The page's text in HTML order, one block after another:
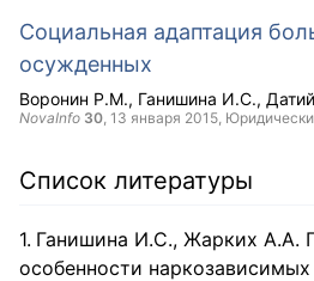
Социальная адаптация
осужденных
Воронин Р.М. Ганишина И.С.
NovaInfo 30, 13 января 2015,
Список литературы
Ганишина И.С., Жарких А.А.
особенности